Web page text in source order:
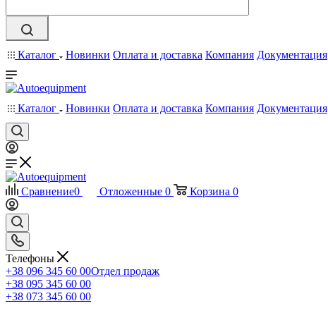
Каталог Новинки Оплата и доставка Компания Документация
Каталог Новинки Оплата и доставка Компания Документация
Сравнение0 Отложенные 0 Корзина 0
Телефоны
+38 096 345 60 00Отдел продаж
+38 095 345 60 00
+38 073 345 60 00